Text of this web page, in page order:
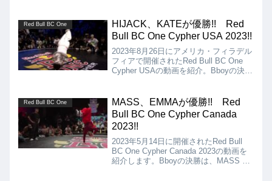
Ruggedsに会いに行っています。
Red Bull BC One
HIJACK、KATEが優勝!! Red
Bull BC One Cypher USA 2023!!
2023年8月26日にアメリカ・フィラデル
フィアで開催されたRed Bull BC One
Cypher USAの動画を紹介。Bboyの決勝
Red Bull BC One
MASS、EMMAが優勝!! Red
Bull BC One Cypher Canada
2023!!
2023年5月14日に開催されたRed Bull
BC One Cypher Canada 2023の動画を
紹介します。Bboyの決勝は、MASS vs.